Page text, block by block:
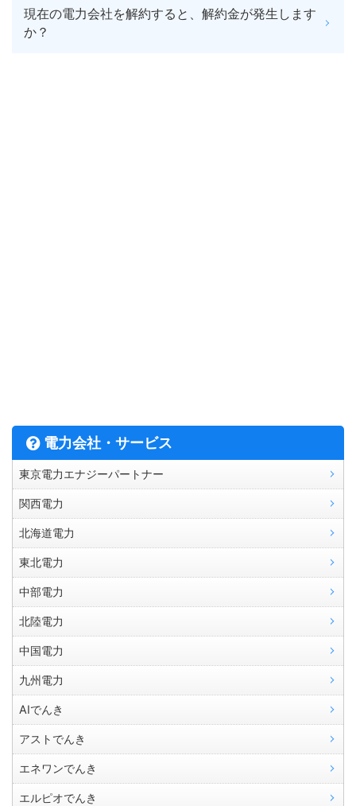
現在の電力会社を解約すると、解約金が発生します
か？
電力会社・サービス
東京電力エナジーパートナー
関西電力
北海道電力
東北電力
中部電力
北陸電力
中国電力
九州電力
AIでんき
アストでんき
エネワンでんき
エルピオでんき